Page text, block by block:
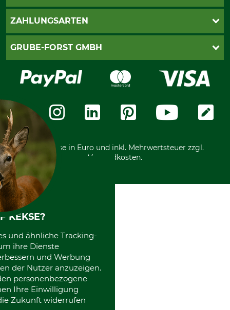
AGB
Widerrufsformular
Zahlungsarten
ZAHLUNGSARTEN
PayPal
Rechnung
Vorkasse
GRUBE-FORST GMBH
Karriere
Über uns
Community
International
*Alle Preise in Euro und inkl. Mehrwertsteuer zzgl.
Versandkosten.
KEKSE?
und ähnliche Tracking-
ihre Dienste
und Werbung
der Nutzer anzuzeigen.
personenbezogene
Ihre Einwilligung
Zukunft widerrufen